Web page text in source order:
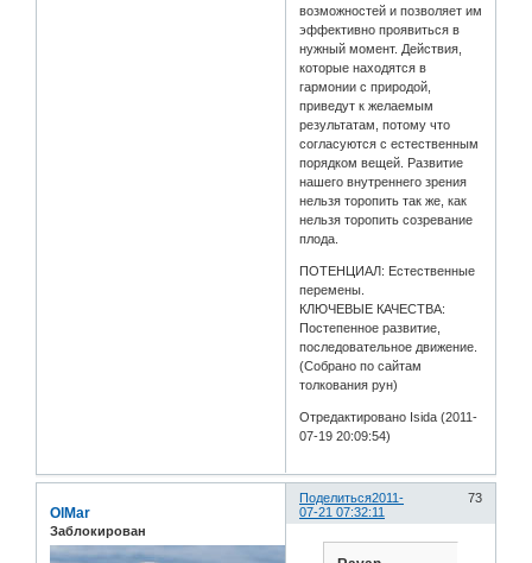
возможностей и позволяет им
эффективно проявиться в
нужный момент. Действия,
которые находятся в
гармонии с природой,
приведут к желаемым
результатам, потому что
согласуются с естественным
порядком вещей. Развитие
нашего внутреннего зрения
нельзя торопить так же, как
нельзя торопить созревание
плода.
ПОТЕНЦИАЛ: Естественные
перемены.
КЛЮЧЕВЫЕ КАЧЕСТВА:
Постепенное развитие,
последовательное движение.
(Собрано по сайтам
толкования рун)
Отредактировано Isida (2011-
07-19 20:09:54)
Поделиться 73
2011-
07-21 07:32:11
OlMar
Заблокирован